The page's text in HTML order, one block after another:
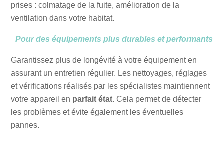
prises : colmatage de la fuite, amélioration de la
ventilation dans votre habitat.
Pour des équipements plus durables et performants
Garantissez plus de longévité à votre équipement en
assurant un entretien régulier. Les nettoyages, réglages
et vérifications réalisés par les spécialistes maintiennent
votre appareil en parfait état. Cela permet de détecter
les problèmes et évite également les éventuelles
pannes.